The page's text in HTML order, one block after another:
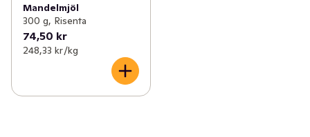
Mandelmjöl
300 g, Risenta
74,50 kr
248,33 kr /kg